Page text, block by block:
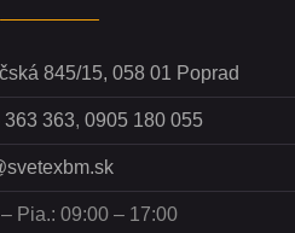
845/15, 058 01 Poprad
363 363, 0905 180 055
– Pia.: 09:00 – 17:00